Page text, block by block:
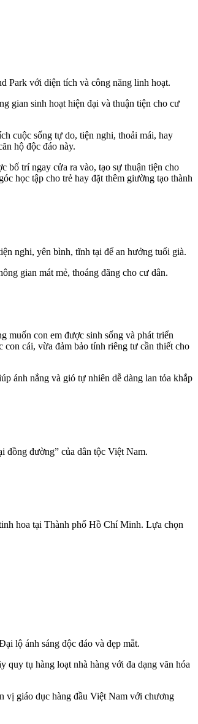
Park với diện tích và công năng linh hoạt.
gian sinh hoạt hiện đại và thuận tiện cho cư
cuộc sống tự do, tiện nghi, thoải mái, hay
hộ độc đáo này.
bố trí ngay cửa ra vào, tạo sự thuận tiện cho
học tập cho trẻ hay đặt thêm giường tạo thành
nghi, yên bình, tĩnh tại để an hưởng tuổi già.
gian mát mẻ, thoáng đãng cho cư dân.
muốn con em được sinh sống và phát triển
cái, vừa đảm bảo tính riêng tư cần thiết cho
ánh nắng và gió tự nhiên dễ dàng lan tỏa khắp
đồng đường” của dân tộc Việt Nam.
hoa tại Thành phố Hồ Chí Minh. Lựa chọn
lộ ánh sáng độc đáo và đẹp mắt.
tụ hàng loạt nhà hàng với đa dạng văn hóa
vị giáo dục hàng đầu Việt Nam với chương